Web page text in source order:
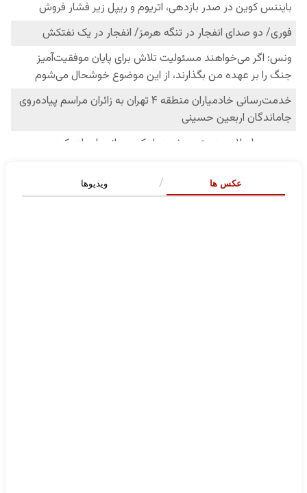
عکس ها ویدیوها